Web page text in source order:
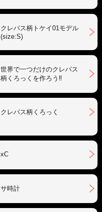
クレパス柄トケイ01モデル
(size:S)
世界で一つだけのクレパス
柄くろっくを作ろう‼︎
クレパス柄くろっく
xC
サ時計